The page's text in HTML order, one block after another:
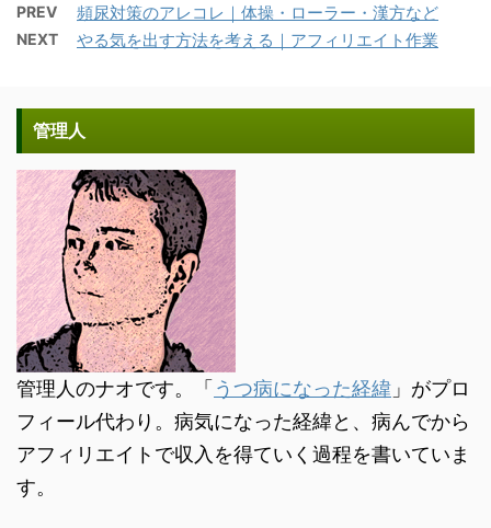
PREV 頻尿対策のアレコレ｜体操・ローラー・漢方など
NEXT やる気を出す方法を考える｜アフィリエイト作業
管理人
管理人のナオです。「うつ病になった経緯 」がプロ
フィール代わり。病気になった経緯と、病んでから
アフィリエイトで収入を得ていく過程を書いていま
す。